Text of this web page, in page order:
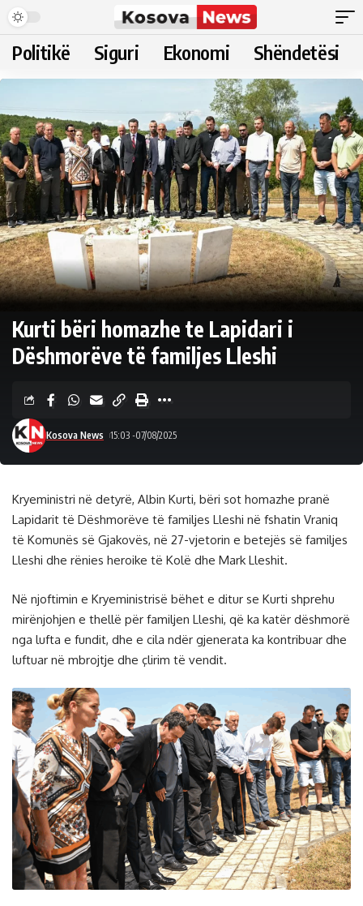
Politikë Siguri Ekonomi Shëndetësi
Kurti bëri homazhe te Lapidari i
Dëshmorëve të familjes Lleshi
Kosova News 15:03 -07/08/2025
Kryeministri në detyrë, Albin Kurti, bëri sot homazhe pranë
Lapidarit të Dëshmorëve të familjes Lleshi në fshatin Vraniq
të Komunës së Gjakovës, në 27-vjetorin e betejës së familjes
Lleshi dhe rënies heroike të Kolë dhe Mark Lleshit.
Në njoftimin e Kryeministrisë bëhet e ditur se Kurti shprehu
mirënjohjen e thellë për familjen Lleshi, që ka katër dëshmorë
nga lufta e fundit, dhe e cila ndër gjenerata ka kontribuar dhe
luftuar në mbrojtje dhe çlirim të vendit.